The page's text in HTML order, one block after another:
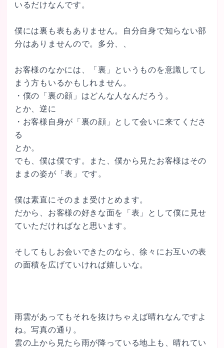
いるだけなんです。
僕には裏も表もありません。自分自身で知らない部
分はありませんので。多分、、
お客様のなかには、「裏」というものを意識してし
まう方もいるかもしれません。
・僕の「裏の顔」はどんな人なんだろう。
とか、逆に
・お客様自身が「裏の顔」として会いに来てくださ
る
とか。
でも、僕は僕です。また、僕から見たお客様はその
ままの姿が「表」です。
僕は素直にそのまま受けとめます。
だから、お客様の好きな面を「表」として僕に見せ
ていただければなと思います。
そしてもしお会いできたのなら、徐々にお互いの表
の面積を広げていければ嬉しいな。
雨雲があってもそれを抜けちゃえば晴れなんですよ
ね。写真の通り。
雲の上から見たら雨が降っている地上も、晴れてい